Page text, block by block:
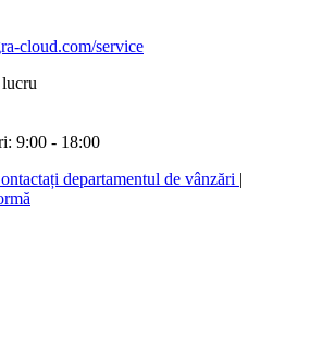
cloud.com/service
9:00 - 18:00
departamentul de vânzări |